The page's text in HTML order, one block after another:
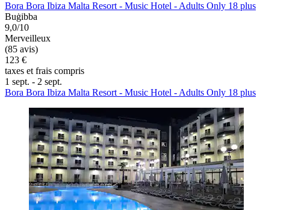
Bora Bora Ibiza Malta Resort - Music Hotel - Adults Only 18 plus
Buġibba
9,0/10
Merveilleux
(85 avis)
123 €
taxes et frais compris
1 sept. - 2 sept.
Bora Bora Ibiza Malta Resort - Music Hotel - Adults Only 18 plus